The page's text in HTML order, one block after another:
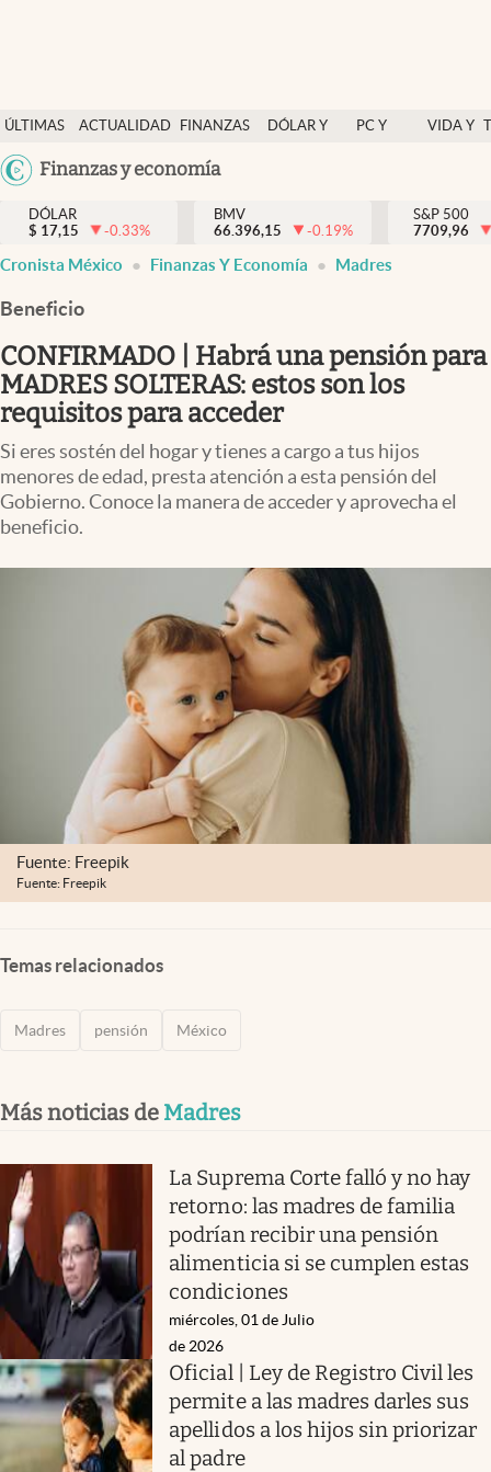
ÚLTIMAS
NOTICIAS
ACTUALIDAD
FINANZAS
DÓLAR Y
PC Y
VIDA Y
México
Finanzas y economía
Actualidad
Finanzas y economía
Dólar y mercados
Pc y celular
Vida y estilo
Tv
Clima
abre en nueva pestaña
DÓLAR
$ 17,15 -0.33%
BMV
66.396,15
-0.19%
S&P 500
7709,96
Cronista México Finanzas Y Economía Madres
Beneficio
CONFIRMADO | Habrá una pensión para
MADRES SOLTERAS: estos son los
requisitos para acceder
Si eres sostén del hogar y tienes a cargo a tus hijos
menores de edad, presta atención a esta pensión del
Gobierno. Conoce la manera de acceder y aprovecha el
beneficio.
Fuente: Freepik
Fuente: Freepik
Temas relacionados
Madres pensión México
Más noticias de Madres
La Suprema Corte falló y no hay
retorno: las madres de familia
podrían recibir una pensión
alimenticia si se cumplen estas
condiciones
miércoles, 01 de Julio
de 2026
Oficial | Ley de Registro Civil les
permite a las madres darles sus
apellidos a los hijos sin priorizar
al padre